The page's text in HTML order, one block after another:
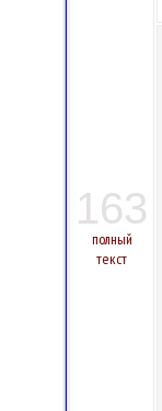
163
полный
текст